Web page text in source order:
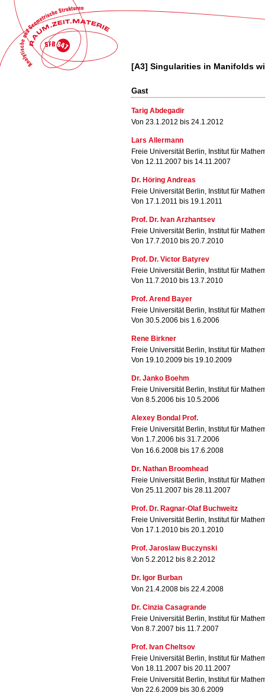
[A3] Singularities in Manifolds
Gast
Tarig Abdegadir
Von 23.1.2012 bis 24.1.2012
Lars Allermann
Freie Universität Berlin, Institut für
Von 12.11.2007 bis 14.11.2007
Dr. Höring Andreas
Freie Universität Berlin, Institut für
Von 17.1.2011 bis 19.1.2011
Prof. Dr. Ivan Arzhantsev
Freie Universität Berlin, Institut für
Von 17.7.2010 bis 20.7.2010
Prof. Dr. Victor Batyrev
Freie Universität Berlin, Institut für
Von 11.7.2010 bis 13.7.2010
Prof. Arend Bayer
Freie Universität Berlin, Institut für
Von 30.5.2006 bis 1.6.2006
Rene Birkner
Freie Universität Berlin, Institut für
Von 19.10.2009 bis 19.10.2009
Dr. Janko Boehm
Freie Universität Berlin, Institut für
Von 8.5.2006 bis 10.5.2006
Alexey Bondal Prof.
Freie Universität Berlin, Institut für
Von 1.7.2006 bis 31.7.2006
Von 16.6.2008 bis 17.6.2008
Dr. Nathan Broomhead
Freie Universität Berlin, Institut für
Von 25.11.2007 bis 28.11.2007
Prof. Dr. Ragnar-Olaf Buchweitz
Freie Universität Berlin, Institut für
Von 17.1.2010 bis 20.1.2010
Prof. Jaroslaw Buczynski
Von 5.2.2012 bis 8.2.2012
Dr. Igor Burban
Von 21.4.2008 bis 22.4.2008
Dr. Cinzia Casagrande
Freie Universität Berlin, Institut für
Von 8.7.2007 bis 11.7.2007
Prof. Ivan Cheltsov
Freie Universität Berlin, Institut für
Von 18.11.2007 bis 20.11.2007
Freie Universität Berlin, Institut für
Von 22.6.2009 bis 30.6.2009